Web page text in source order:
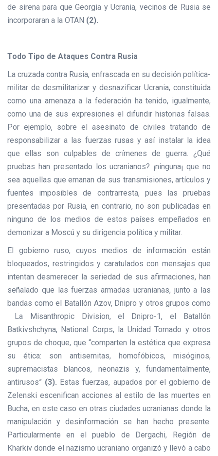
de sirena para que Georgia y Ucrania, vecinos de Rusia se
incorporaran a la OTAN (2).
Todo Tipo de Ataques Contra Rusia
La cruzada contra Rusia, enfrascada en su decisión política-
militar de desmilitarizar y desnazificar Ucrania, constituida
como una amenaza a la federación ha tenido, igualmente,
como una de sus expresiones el difundir historias falsas.
Por ejemplo, sobre el asesinato de civiles tratando de
responsabilizar a las fuerzas rusas y así instalar la idea
que ellas son culpables de crímenes de guerra. ¿Qué
pruebas han presentado los ucranianos? ¡ninguna¡ que no
sea aquellas que emanan de sus transmisiones, artículos y
fuentes imposibles de contrarresta, pues las pruebas
presentadas por Rusia, en contrario, no son publicadas en
ninguno de los medios de estos países empeñados en
demonizar a Moscú y su dirigencia política y militar.
El gobierno ruso, cuyos medios de información están
bloqueados, restringidos y caratulados con mensajes que
intentan desmerecer la seriedad de sus afirmaciones, han
señalado que las fuerzas armadas ucranianas, junto a las
bandas como el Batallón Azov, Dnipro y otros grupos como
La Misanthropic Division, el Dnipro-1, el Batallón
Batkivshchyna, National Corps, la Unidad Tornado y otros
grupos de choque, que “comparten la estética que expresa
su ética: son antisemitas, homofóbicos, misóginos,
supremacistas blancos, neonazis y, fundamentalmente,
antirusos” (3). Estas fuerzas, aupados por el gobierno de
Zelenski escenifican acciones al estilo de las muertes en
Bucha, en este caso en otras ciudades ucranianas donde la
manipulación y desinformación se han hecho presente.
Particularmente en el pueblo de Dergachi, Región de
Kharkiv donde el nazismo ucraniano organizó y llevó a cabo